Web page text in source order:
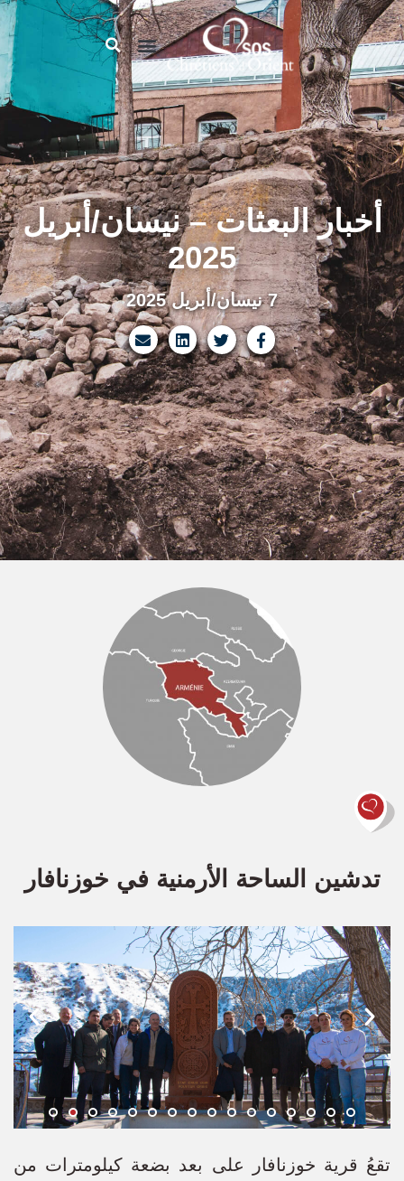
أخبار البعثات – نيسان/أبريل
2025
7 نيسان/أبريل 2025
تدشين الساحة الأرمنية في خوزنافار
تقعُ قرية خوزنافار على بعد بضعة كيلومترات من